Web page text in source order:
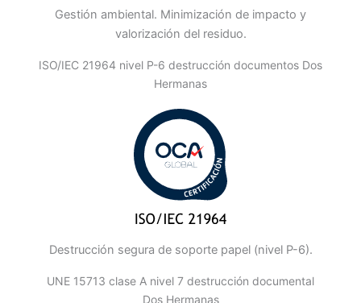
Gestión ambiental. Minimización de impacto y
valorización del residuo.
ISO/IEC 21964 nivel P-6 destrucción documentos Dos
Hermanas
Destrucción segura de soporte papel (nivel P-6).
UNE 15713 clase A nivel 7 destrucción documental
Dos Hermanas